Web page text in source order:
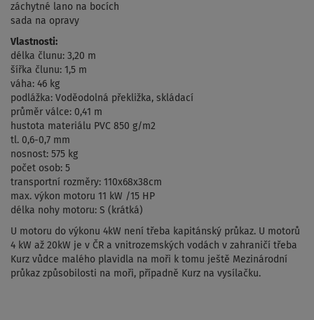
záchytné lano na bocích
sada na opravy
Vlastnosti:
délka člunu: 3,20 m
šířka člunu: 1,5 m
váha: 46 kg
podlážka: Voděodolná překližka, skládací
průměr válce: 0,41 m
hustota materiálu PVC 850 g/m2
tl. 0,6-0,7 mm
nosnost: 575 kg
počet osob: 5
transportní rozměry: 110x68x38cm
max. výkon motoru 11 kW /15 HP
délka nohy motoru: S (krátká)
U motoru do výkonu 4kW není třeba kapitánský průkaz. U motorů
4 kW až 20kW je v ČR a vnitrozemských vodách v zahraničí třeba
Kurz vůdce malého plavidla na moři k tomu ještě Mezinárodní
průkaz způsobilosti na moři, případně Kurz na vysílačku.